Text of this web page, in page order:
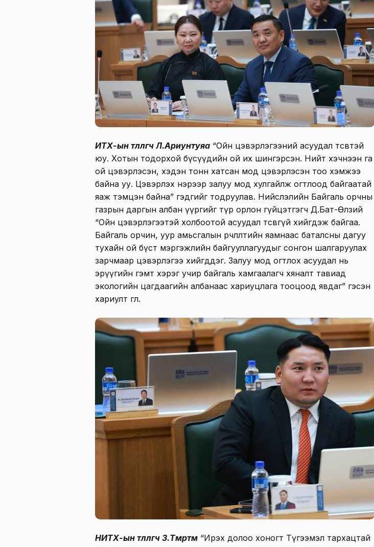
ИТХ-ын төлөөлөгч Л.Ариунтуяа “Ойн цэвэрлэгээний асуудал төсөвтэй
юу. Хотын тодорхой бүсүүдийн ой их шингэрсэн. Нийт хэчнээн га
ой цэвэрлэсэн, хэдэн тонн хатсан мод цэвэрлэсэн тоо хэмжээ
байна уу. Цэвэрлэх нэрээр залуу мод хулгайлж огтлоод байгаатай
яаж тэмцэн байна” гэдгийг тодруулав. Нийслэлийн Байгаль орчны
газрын даргын албан үүргийг түр орлон гүйцэтгэгч Д.Бат-Өлзий
“Ойн цэвэрлэгээтэй холбоотой асуудал төсөвгүй хийгдэж байгаа.
Байгаль орчин, уур амьсгалын өөрчлөлтийн яамнаас баталсны дагуу
тухайн ой бүст мэргэжлийн байгууллагуудыг сонгон шалгаруулах
зарчмаар цэвэрлэгээ хийгддэг. Залуу мод огтлох асуудал нь
эрүүгийн гэмт хэрэг учир байгаль хамгаалагч хяналт тавиад
экологийн цагдаагийн албанаас хариуцлага тооцоод явдаг” гэсэн
хариулт өглөө.
НИТХ-ын төлөөлөгч З.Төмөртөмөө “Ирэх долоо хоногт Түгээмэл тархацтай